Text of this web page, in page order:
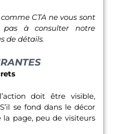
CTA ne vous sont
pas à consulter notre
de détails.
doit être visible,
se fond dans le décor
la page, peu de visiteurs